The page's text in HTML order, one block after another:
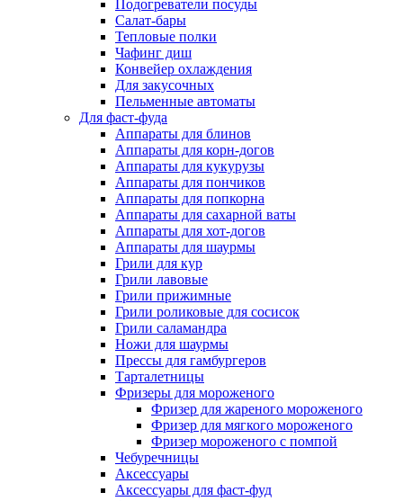
Подогреватели посуды
Салат-бары
Тепловые полки
Чафинг диш
Конвейер охлаждения
Для закусочных
Пельменные автоматы
Для фаст-фуда
Аппараты для блинов
Аппараты для корн-догов
Аппараты для кукурузы
Аппараты для пончиков
Аппараты для попкорна
Аппараты для сахарной ваты
Аппараты для хот-догов
Аппараты для шаурмы
Грили для кур
Грили лавовые
Грили прижимные
Грили роликовые для сосисок
Грили саламандра
Ножи для шаурмы
Прессы для гамбургеров
Тарталетницы
Фризеры для мороженого
Фризер для жареного мороженого
Фризер для мягкого мороженого
Фризер мороженого с помпой
Чебуречницы
Аксессуары
Аксессуары для фаст-фуд